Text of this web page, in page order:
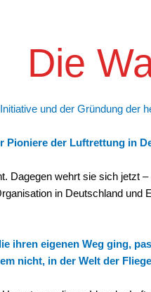
Die
und der Gründung der
Pioniere der Luftrettung in
Dagegen wehrt sie sich jetzt
in Deutschland
ihren eigenen Weg ging,
nicht, in der Welt der